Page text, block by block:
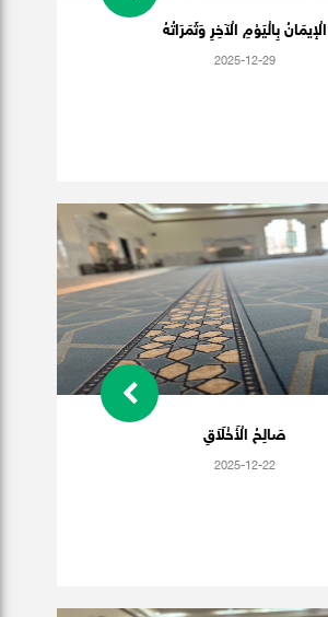
الْإيمَانُ بِالْيَوْمِ الْآخِرِ وَثَمَرَاتُهُ
2025-12-29
صَالِحُ الْأَخْلَاَقِ
2025-12-22